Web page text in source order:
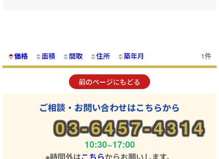
価格 面積 間取 住所 築年月 1件
前のページにもどる
ご相談・お問い合わせはこちらから
03-6457-4314
10:30~17:00
※時間外はこちらからお願いします。